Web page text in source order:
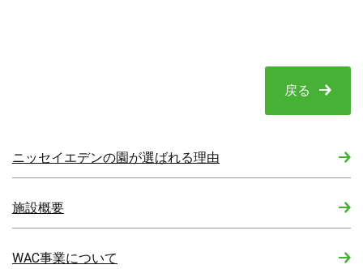
戻る
ニッセイエデンの園が選ばれる理由
施設概要
WAC事業について